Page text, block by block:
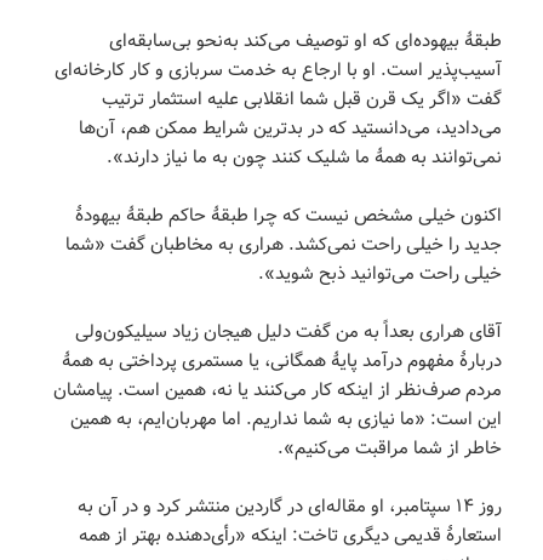
طبقۀ بیهوده‌ای که او توصیف می‌کند به‌نحو بی‌سابقه‌ای
آسیب‌پذیر است. او با ارجاع به خدمت سربازی و کار کارخانه‌ای
گفت «اگر یک قرن قبل شما انقلابی علیه استثمار ترتیب
می‌دادید، می‌دانستید که در بدترین شرایط ممکن هم، آن‌ها
نمی‌توانند به همۀ ما شلیک کنند چون به ما نیاز دارند».
اکنون خیلی مشخص نیست که چرا طبقۀ حاکم طبقۀ بیهودۀ
جدید را خیلی راحت نمی‌کشد. هراری به مخاطبان گفت «شما
خیلی راحت می‌توانید ذبح شوید».
آقای هراری بعداً به من گفت دلیل هیجان زیاد سیلیکون‌ولی
دربارۀ مفهوم درآمد پایۀ همگانی، یا مستمری پرداختی به همۀ
مردم صرف‌نظر از اینکه کار می‌کنند یا نه، همین است. پیامشان
این است: «ما نیازی به شما نداریم. اما مهربان‌ایم، به همین
خاطر از شما مراقبت می‌کنیم».
روز ۱۴ سپتامبر، او مقاله‌ای در گاردین منتشر کرد و در آن به
استعارۀ قدیمی دیگری تاخت: اینکه «رأی‌دهنده بهتر از همه